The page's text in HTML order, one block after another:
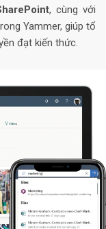
, cùng với
Yammer, giúp tổ
đạt kiến thức.